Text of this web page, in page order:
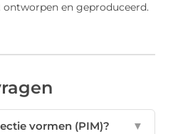
en geproduceerd.
vormen (PIM)? ▼